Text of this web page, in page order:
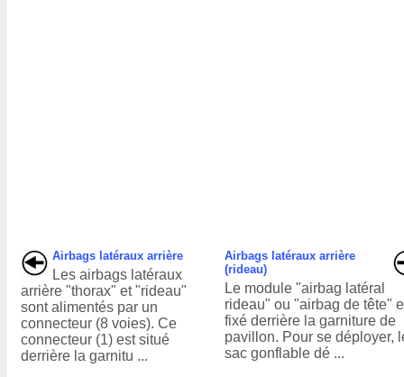
Airbags latéraux arrière
Les airbags latéraux
arrière "thorax" et "rideau"
sont alimentés par un
connecteur (8 voies). Ce
connecteur (1) est situé
derrière la garnitu ...
Airbags latéraux arrière
(rideau)
Le module "airbag latéral
rideau" ou "airbag de tête"
fixé derrière la garniture de
pavillon. Pour se déployer,
sac gonflable dé ...